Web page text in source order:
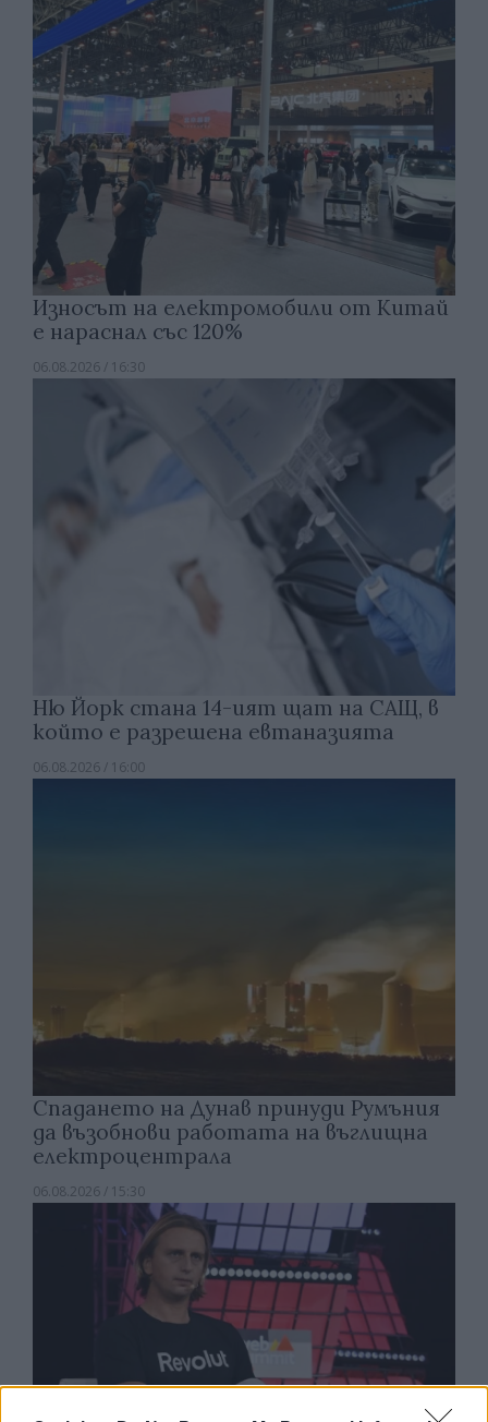
Износът на електромобили от Китай
е нараснал със 120%
06.08.2026 / 16:30
Ню Йорк стана 14-ият щат на САЩ, в
който е разрешена евтаназията
06.08.2026 / 16:00
Спадането на Дунав принуди Румъния
да възобнови работата на въглищна
електроцентрала
06.08.2026 / 15:30